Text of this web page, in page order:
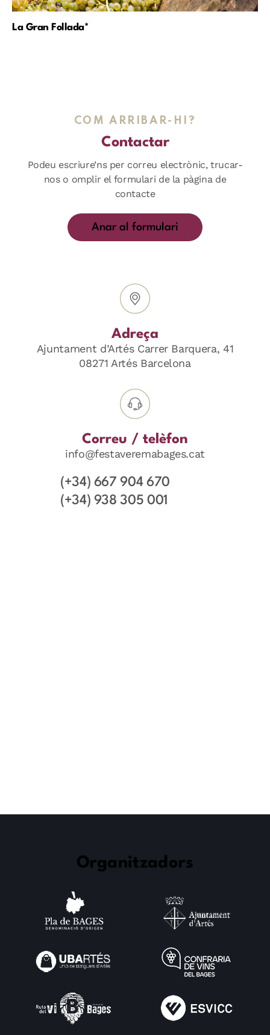
La Gran Follada*
COM ARRIBAR-HI?
Contactar
Podeu escriure’ns per correu electrònic, trucar-
nos o omplir el formulari de la pàgina de
contacte
Anar al formulari
Adreça
Ajuntament d’Artés Carrer Barquera, 41
08271 Artés Barcelona
Correu / telèfon
info@festaveremabages.cat
(+34) 667 904 670
(+34) 938 305 001
Organitzadors